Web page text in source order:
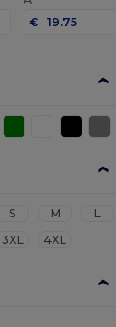
€
S M
L
3XL 4XL